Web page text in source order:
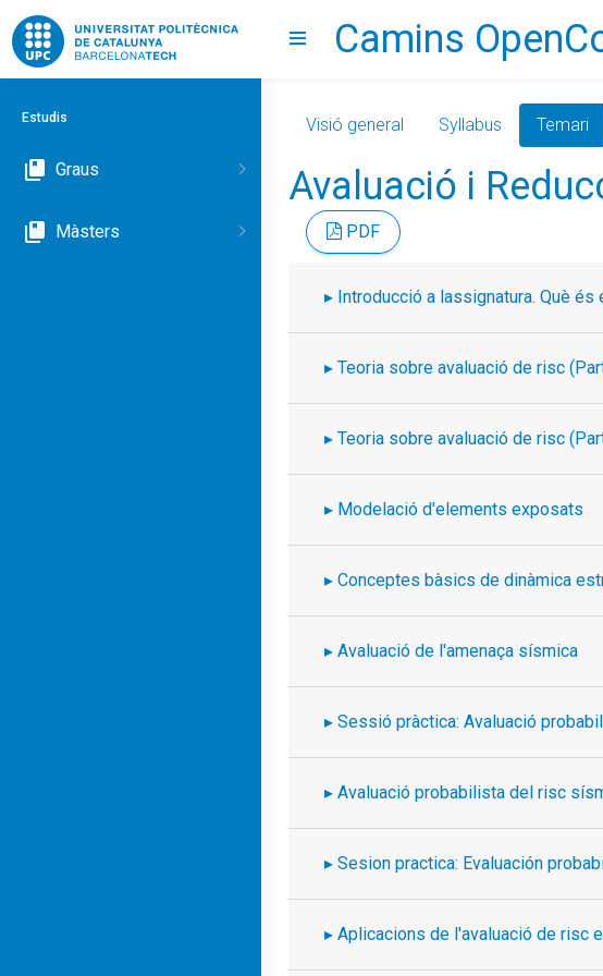
Go to upc.edu Show menuCamins
Estudis
Graus
Màsters
Visió general Syllabus Temari
Avaluació i
PDF
Introducció a lassignatura. Què
Teoria sobre avaluació de risc
Teoria sobre avaluació de risc
Modelació d'elements exposats
Conceptes bàsics de dinàmica
Avaluació de l'amenaça sísmica
Sessió pràctica: Avaluació
Avaluació probabilista del risc
Sesion practica: Evaluación
Aplicacions de l'avaluació de risc